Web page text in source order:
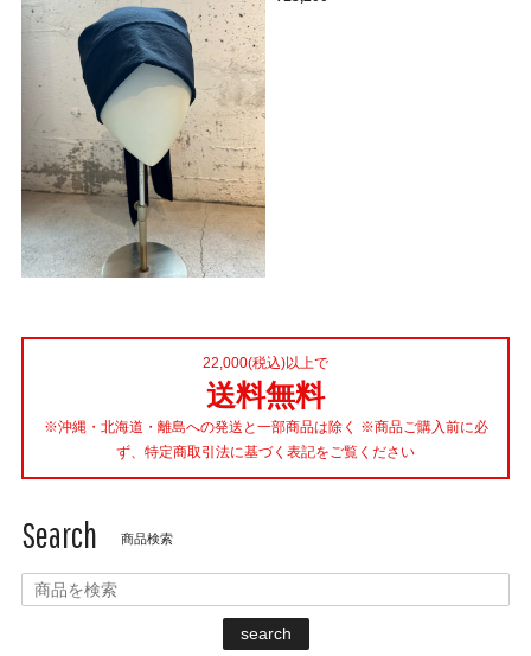
22,000(税込)以上で
送料無料
※沖縄・北海道・離島への発送と一部商品は除く ※商品ご購入前に必
ず、特定商取引法に基づく表記をご覧ください
Search 商品検索
search